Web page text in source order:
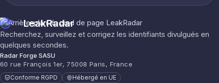
LeakRadar
Recherchez, surveillez et corrigez les identifiants divulgués en
quelques secondes.
Radar Forge SASU
60 rue François 1er, 75008 Paris, France
Conforme RGPD Hébergé en UE